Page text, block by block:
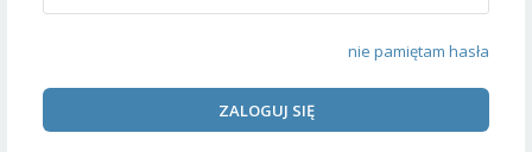
nie pamiętam hasła
ZALOGUJ SIĘ